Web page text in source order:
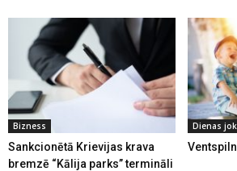
Bizness
Sankcionētā Krievijas krava
bremzē “Kālija parks” termināli
Dienas